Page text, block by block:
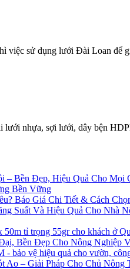
việc sử dụng lưới Đài Loan để
lưới nhựa, sợi lưới, dây
– Bền Đẹp, Hiệu Quả Cho Mọi
Bền Vững
Báo Giá Chi Tiết & Cách
Suất Và Hiệu Quả Cho Nhà
tỉ trọng 55gr cho khách ở
Bền Đẹp Cho Nông Nghiệp
bảo vệ hiệu quả cho vườn,
Ao – Giải Pháp Cho Chủ Nông